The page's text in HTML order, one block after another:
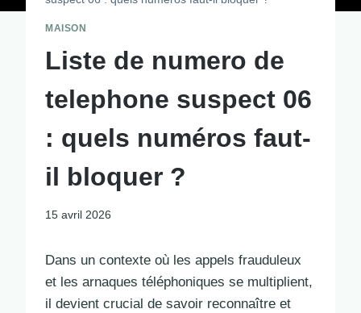
MAISON
Liste de numero de
telephone suspect 06
: quels numéros faut-
il bloquer ?
15 avril 2026
Dans un contexte où les appels frauduleux
et les arnaques téléphoniques se multiplient,
il devient crucial de savoir reconnaître et